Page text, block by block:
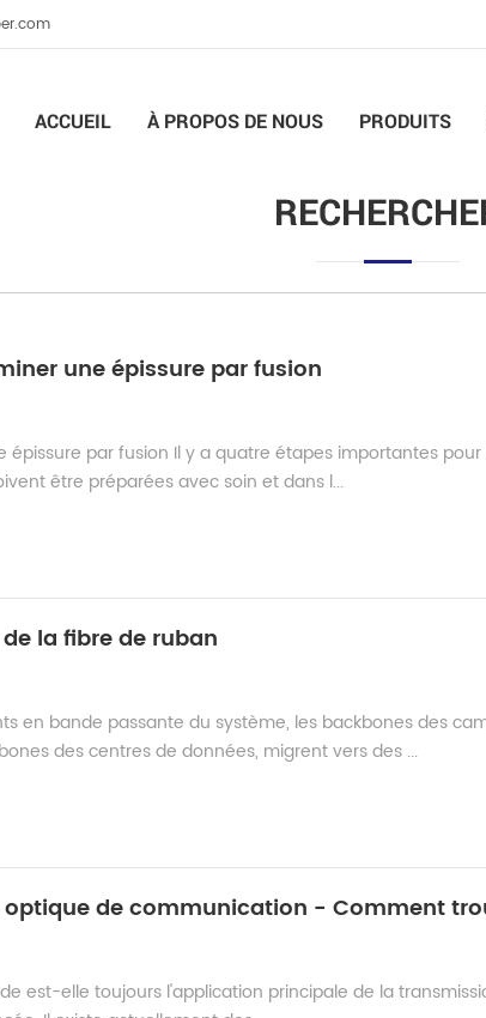
ACCUEIL À PROPOS DE NOUS PRODUITS
une épissure par fusion
épissure par fusion Il y a quatre étapes importantes
être préparées avec soin et dans l...
la fibre de ruban
en bande passante du système, les backbones des
des centres de données, migrent vers des ...
est-elle toujours l'application principale de la